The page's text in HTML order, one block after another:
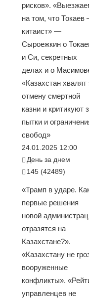
рисков».
на том, что Токаев
китаист» —
Сыроежкин о
и Си, секретных
делах и о
«Казахстан хвалят
отмену смертной
казни и критикуют
пытки и
свобод»
24.01.2025 12:00
День за днем
145 (42489)
«Трамп в ударе.
первые решения
новой
отразятся на
Казахстане?».
«Казахстану не
вооруженные
конфликты».
управленцев не